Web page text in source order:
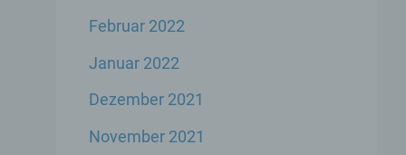
Februar 2022
Januar 2022
Dezember 2021
November 2021